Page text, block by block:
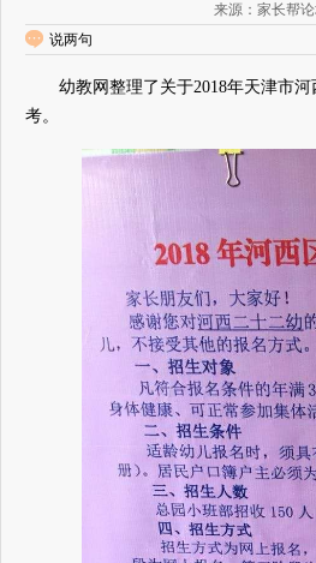
来源：家长帮
说两句
幼教网整理了关于2018年天津市河
考。